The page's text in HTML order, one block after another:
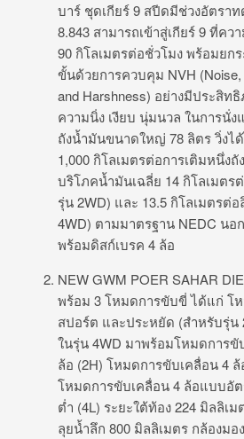
บาร์ ชุดเกียร์ 9 สปีดมีช่วงอัตราท
8.843 สามารถเข้าสู่เกียร์ 9 ที่ควา
90 กิโลเมตรต่อชั่วโมง พร้อมยก
ขั้นด้วยการควบคุม NVH (Noise,
and Harshness) อย่างมีประสิท
ความนิ่ง เงียบ นุ่มนวล ในการนั่
ถังน้ำมันขนาดใหญ่ 78 ลิตร วิ่งไ
1,000 กิโลเมตรต่อการเติมหนึ่งถั
บริโภคน้ำมันเฉลี่ย 14 กิโลเมตร
รุ่น 2WD) และ 13.5 กิโลเมตรต่
4WD) ตามมาตรฐาน NEDC นอ
พร้อมดิสก์เบรค 4 ล้อ
NEW GWM POER SAHAR
พร้อม 3 โหมดการขับขี่ ได้แก่ โ
สปอร์ต และประหยัด (สำหรับรุ่น
ในรุ่น 4WD มาพร้อมโหมดการขั
ล้อ (2H) โหมดการขับเคลื่อน 4 ล้
โหมดการขับเคลื่อน 4 ล้อแบบอัต
ต่ำ (4L) ระยะใต้ท้อง 224 มิลลิเม
ลุยน้ำลึก 800 มิลลิเมตร กล้องมอ